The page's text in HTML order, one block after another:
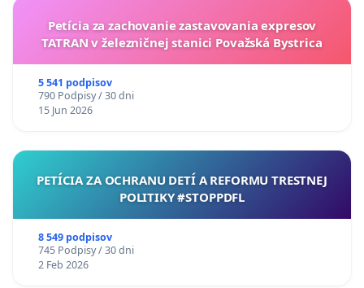
Petícia za zachovanie zastavovania expresov
TATRAN v železničnej stanici Považská Bystrica
5 541 podpisov
790 Podpisy / 30 dni
15 Jun 2026
PETÍCIA ZA OCHRANU DETÍ A REFORMU TRESTNEJ
POLITIKY #STOPPDFL
8 549 podpisov
745 Podpisy / 30 dni
2 Feb 2026